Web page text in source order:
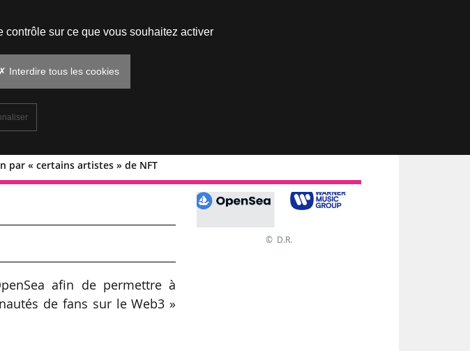
par « certains artistes » de NFT
pour la création
afin de permettre à
de fans sur le Web3 »
© D.R.
sur ce que vous souhaitez activer
Interdire tous les cookies